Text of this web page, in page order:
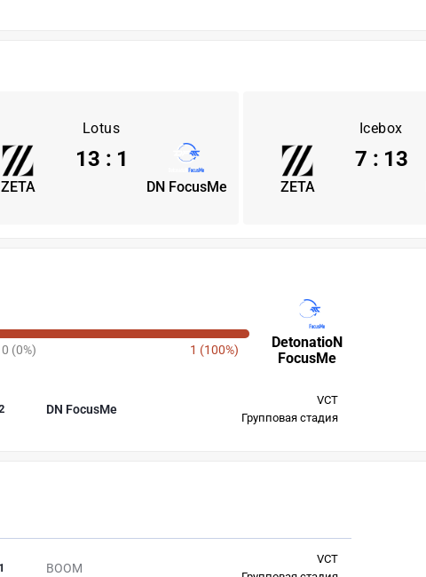
Lotus
ZETA DN FocusMe
13 : 1
Icebox
ZETA
7 : 13
DetonatioN
FocusMe
0 (0%) 1 (100%)
DN FocusMe
VCT
Групповая стадия
BOOM
1
VCT